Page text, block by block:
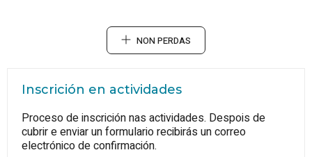
NON PERDAS
Inscrición en actividades
Proceso de inscrición nas actividades. Despois de
cubrir e enviar un formulario recibirás un correo
electrónico de confirmación.